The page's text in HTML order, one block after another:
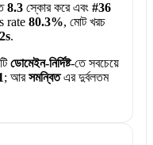
8.3স্কোর করে এবং #36
rate 80.3%, মোট খরচ
.
ডোমেইন-নির্দিষ্ট-তে সবচেয়ে
; আরসমন্বিতএর দুর্বলতম